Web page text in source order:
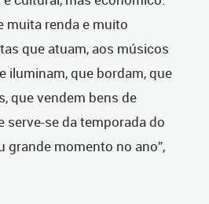
muita renda e muito
que atuam, aos músicos
iluminam, que bordam, que
que vendem bens de
serve-se da temporada do
grande momento no ano”,